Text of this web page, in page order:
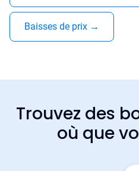
Baisses de prix →
Trouvez des
où que